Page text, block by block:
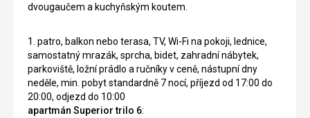
dvougaučem a kuchyňským koutem.
1. patro, balkon nebo terasa, TV, Wi-Fi na pokoji, lednice,
samostatný mrazák, sprcha, bidet, zahradní nábytek,
parkoviště, ložní prádlo a ručníky v ceně, nástupní dny
neděle, min. pobyt standardně 7 nocí, příjezd od 17:00 do
20:00, odjezd do 10:00
apartmán Superior trilo 6: